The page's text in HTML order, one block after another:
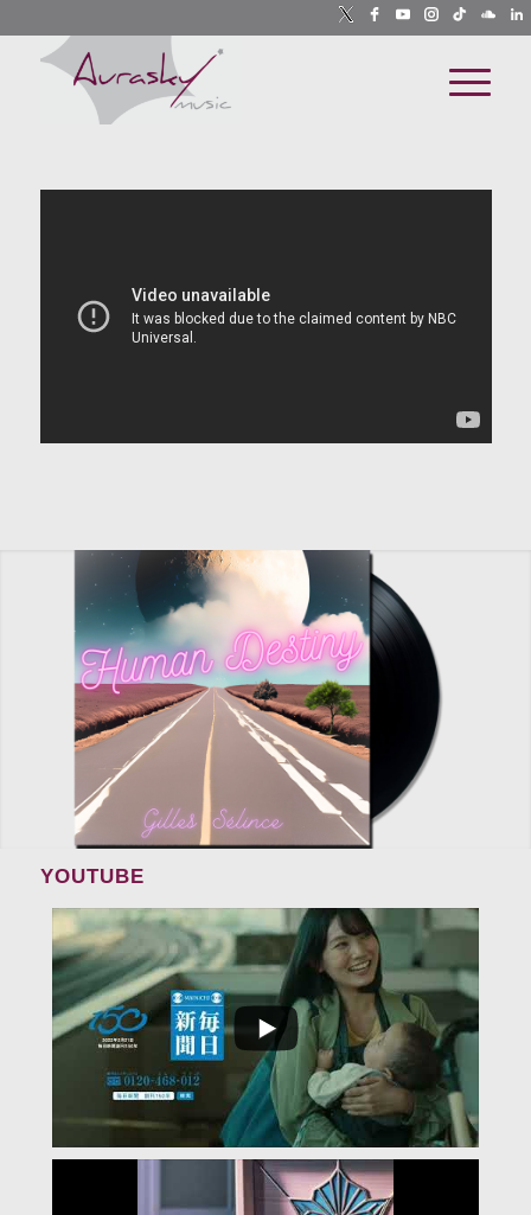
GILLES SÉLINCE
Human Destiny (Single)
LISTEN BUY
YOUTUBE